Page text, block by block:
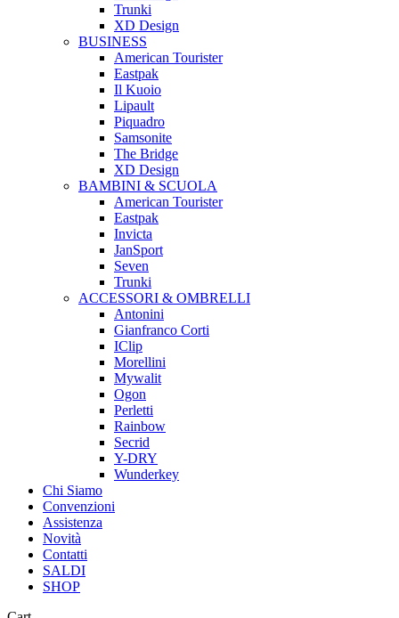
Trunki
XD Design
BUSINESS
American Tourister
Eastpak
Il Kuoio
Lipault
Piquadro
Samsonite
The Bridge
XD Design
BAMBINI & SCUOLA
American Tourister
Eastpak
Invicta
JanSport
Seven
Trunki
ACCESSORI & OMBRELLI
Antonini
Gianfranco Corti
IClip
Morellini
Mywalit
Ogon
Perletti
Rainbow
Secrid
Y-DRY
Wunderkey
Chi Siamo
Convenzioni
Assistenza
Novità
Contatti
SALDI
SHOP